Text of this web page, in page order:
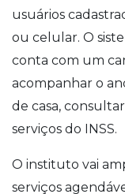
usuários
ou celular. O
conta com um
acompanhar o
de casa,
serviços do INSS.
O instituto vai
serviços